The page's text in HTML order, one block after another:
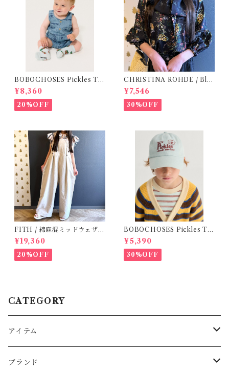
BOBOCHOSES Pickles Th
e Dog all over denim plays
uit /9-24m
¥8,360
20%OFF
CHRISTINA ROHDE / Blo
use ( 12-14Y)
¥7,546
30%OFF
FITH / 綿麻混ミッドウェザー
サロペット(OM) / Size 1・2
¥19,360
20%OFF
BOBOCHOSES Pickles Th
e dog denim cap / 52,54
¥5,390
30%OFF
CATEGORY
アイテム
Baby
ブランド